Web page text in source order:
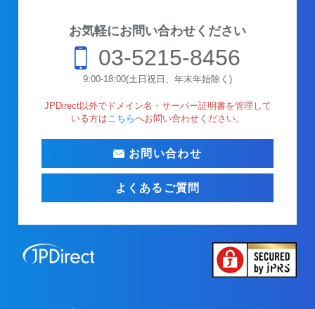
お気軽にお問い合わせください
03-5215-8456
9:00-18:00(土日祝日、年末年始除く)
JPDirect以外でドメイン名・サーバー証明書を管理して
いる方は こちらへお問い合わせください。
お問い合わせ
よくあるご質問